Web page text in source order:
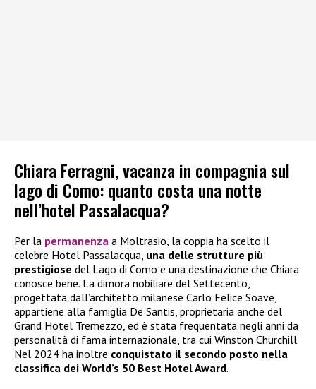
Chiara Ferragni, vacanza in compagnia sul
lago di Como: quanto costa una notte
nell’hotel Passalacqua?
Per la permanenza a Moltrasio, la coppia ha scelto il
celebre Hotel Passalacqua, una delle strutture più
prestigiose del Lago di Como e una destinazione che Chiara
conosce bene. La dimora nobiliare del Settecento,
progettata dall’architetto milanese Carlo Felice Soave,
appartiene alla famiglia De Santis, proprietaria anche del
Grand Hotel Tremezzo, ed è stata frequentata negli anni da
personalità di fama internazionale, tra cui Winston Churchill.
Nel 2024 ha inoltre conquistato il secondo posto nella
classifica dei World’s 50 Best Hotel Award.